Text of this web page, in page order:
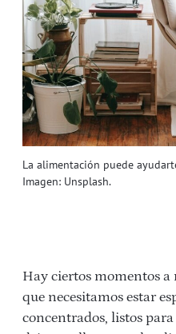
La alimentación puede
Imagen: Unsplash.
Hay ciertos momentos
que necesitamos estar
concentrados, listos